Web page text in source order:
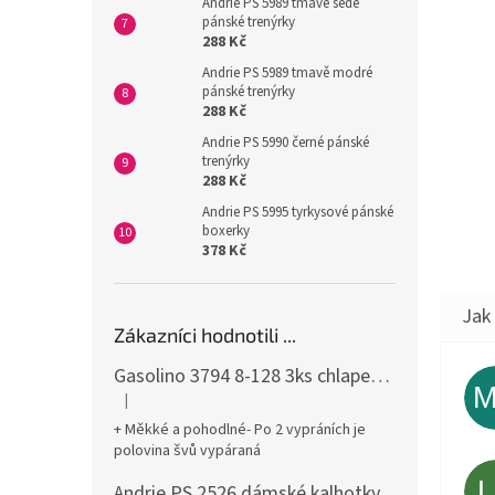
pánské trenýrky
288 Kč
Andrie PS 5989 tmavě modré
pánské trenýrky
288 Kč
Andrie PS 5990 černé pánské
trenýrky
288 Kč
Andrie PS 5995 tyrkysové pánské
boxerky
378 Kč
Zákazníci hodnotili ...
Gasolino 3794 8-128 3ks chlapecké boxerky
Hodnocení produktu je 3 z 5 hvězdiček.
|
+ Měkké a pohodlné- Po 2 vypráních je
polovina švů vypáraná